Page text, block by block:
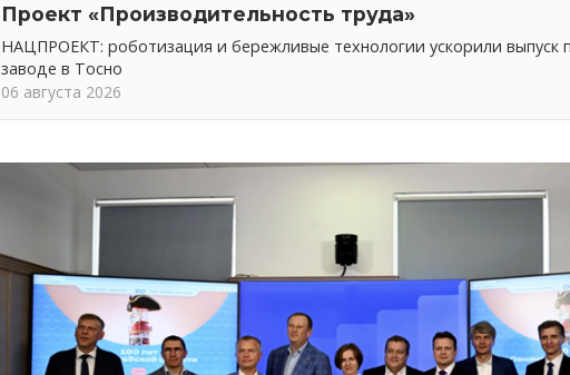
Проект «Производительность труда»
НАЦПРОЕКТ: роботизация и бережливые технологии ускорили выпуск
заводе в Тосно
06 августа 2026